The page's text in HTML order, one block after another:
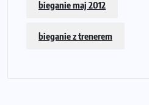
bieganie maj 2012
bieganie z trenerem